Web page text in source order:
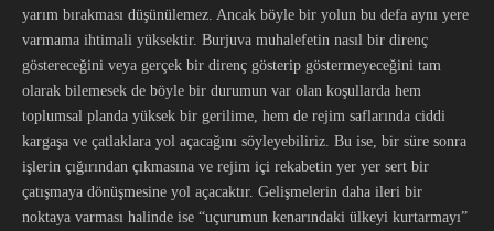
yarım bırakması düşünülemez. Ancak böyle bir yolun bu defa aynı yere
varmama ihtimali yüksektir. Burjuva muhalefetin nasıl bir direnç
göstereceğini veya gerçek bir direnç gösterip göstermeyeceğini tam
olarak bilemesek de böyle bir durumun var olan koşullarda hem
toplumsal planda yüksek bir gerilime, hem de rejim saflarında ciddi
kargaşa ve çatlaklara yol açacağını söyleyebiliriz. Bu ise, bir süre sonra
işlerin çığırından çıkmasına ve rejim içi rekabetin yer yer sert bir
çatışmaya dönüşmesine yol açacaktır. Gelişmelerin daha ileri bir
noktaya varması halinde ise “uçurumun kenarındaki ülkeyi kurtarmayı”